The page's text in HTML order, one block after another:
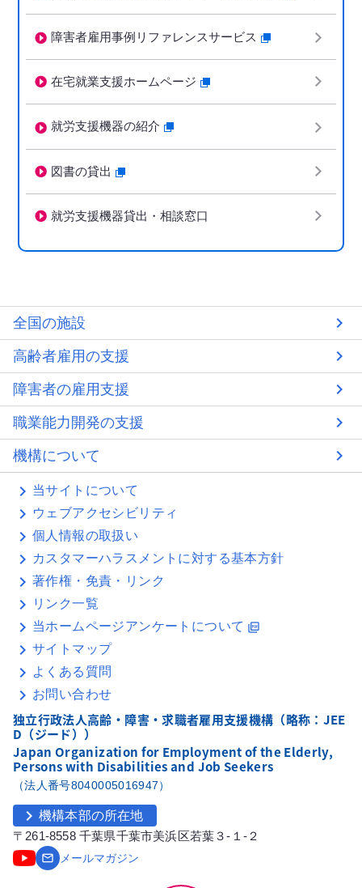
障害者雇用事例リファレンスサービス
在宅就業支援ホームページ
就労支援機器の紹介
図書の貸出
就労支援機器貸出・相談窓口
全国の施設
高齢者雇用の支援
障害者の雇用支援
職業能力開発の支援
機構について
当サイトについて
ウェブアクセシビリティ
個人情報の取扱い
カスタマーハラスメントに対する基本方針
著作権・免責・リンク
リンク一覧
当ホームページアンケートについて picture_as_pdf
サイトマップ
よくある質問
お問い合わせ
独立行政法人高齢・障害・求職者雇用支援機構（略称：JEE
D（ジード））
Japan Organization for Employment of the Elderly,
Persons with Disabilities and Job Seekers
（法人番号8040005016947）
chevron_right 機構本部の所在地
〒261-8558 千葉県千葉市美浜区若葉３-１-２
email メールマガジン